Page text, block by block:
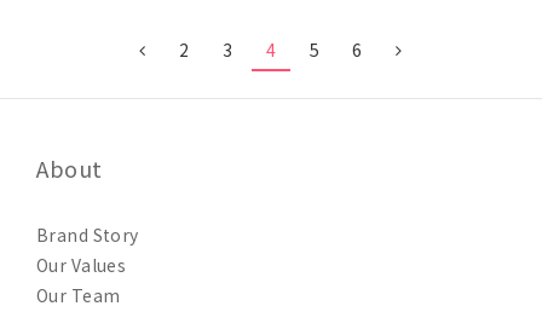
2 3 4 5 6
About
Brand Story
Our Values
Our Team